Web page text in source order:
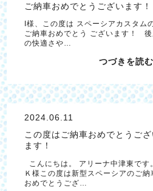
ご納車おめでとうございます！
I様、この度は スペーシアカスタム
ご納車おめでとう ございます！ 後
の快適さや…
つづきを読む
2024.06.11
この度はご納車おめでとうござ
ます！
こんにちは。 アリーナ中津東です。
Ｋ様この度は新型スペーシアのご納
おめでとうござ…